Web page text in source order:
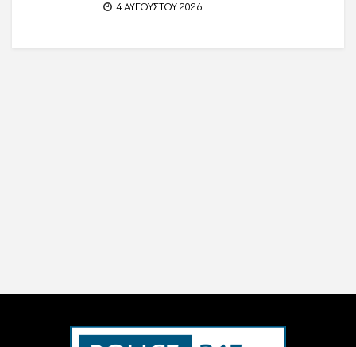
4 ΑΥΓΟΎΣΤΟΥ 2026